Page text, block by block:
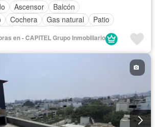
Ascensor
Balcón
Cochera Gas natural
Patio
en - CAPITEL Grupo Inmobiliario